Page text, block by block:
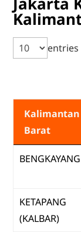
Kalimantan
Barat
BENGKAYANG
KETAPANG
(KALBAR)